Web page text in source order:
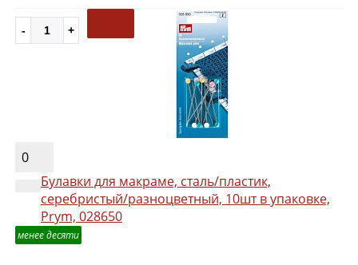
0
Булавки для макраме, сталь/пластик,
серебристый/разноцветный, 10шт в упаковке,
Prym, 028650
менее десяти